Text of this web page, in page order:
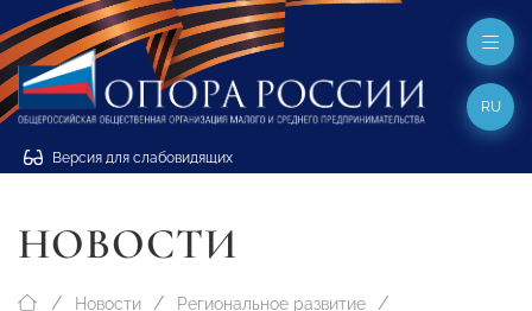
Версия для слабовидящих
RU
НОВОСТИ
Новости Региональное развитие